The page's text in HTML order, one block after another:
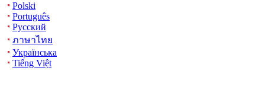
Polski
Português
Русский
ภาษาไทย
Українська
Tiếng Việt